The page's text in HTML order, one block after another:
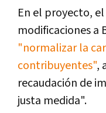
En el proyecto,
modificaciones a
"normalizar la
contribuyentes",
recaudación de
justa medida".